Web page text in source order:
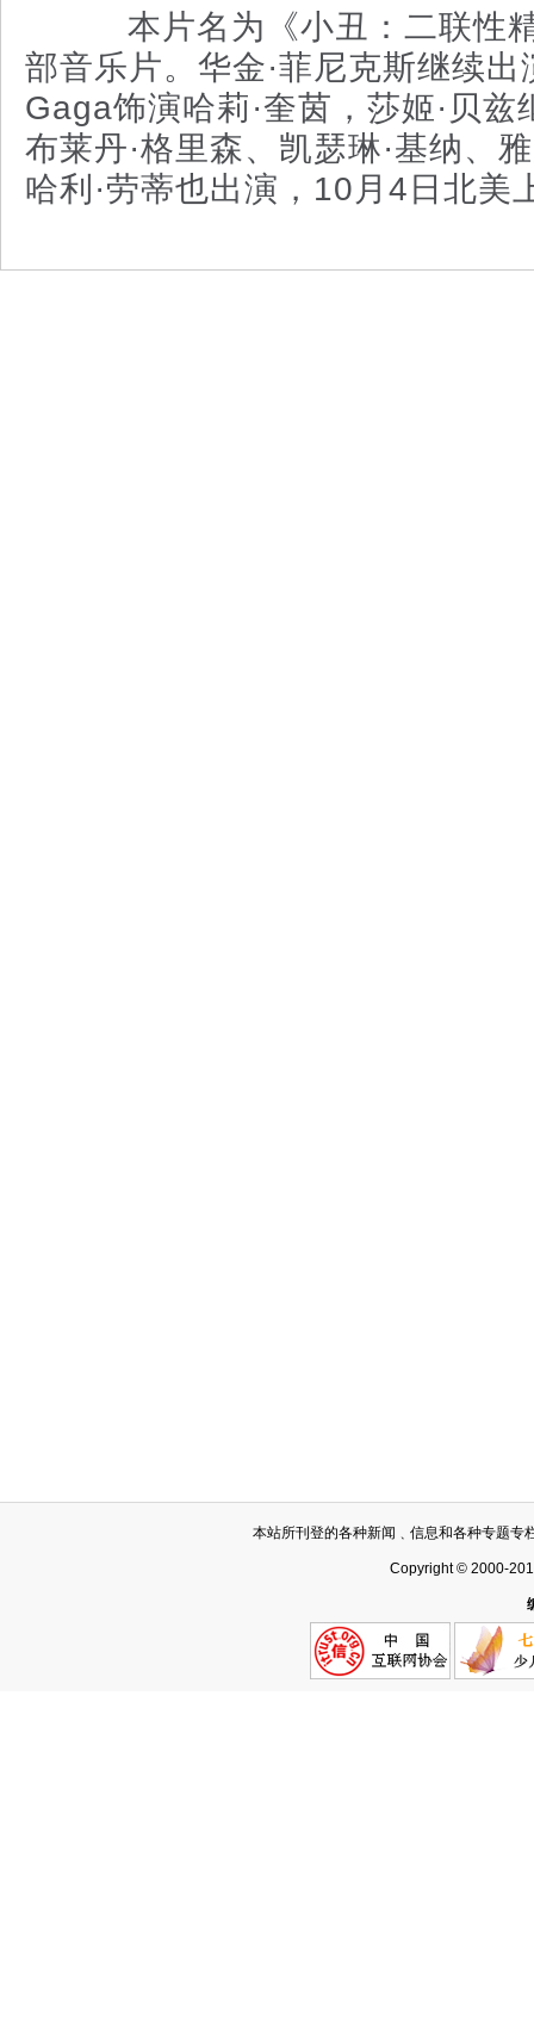
本片名为《小丑：二联性
部音乐片。华金·菲尼克斯继续
Gaga饰演哈莉·奎茵，莎姬·贝兹
布莱丹·格里森、凯瑟琳·基纳、
哈利·劳蒂也出演，10月4日北美
本站所刊登的各种新闻﹑信息和各种专题专
Copyright © 2000-